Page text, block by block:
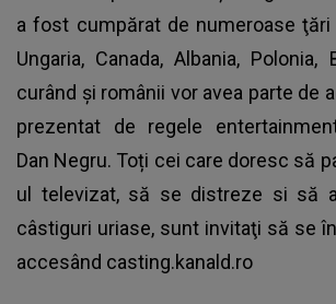
a fost cumpărat de numeroase ţări
Ungaria, Canada, Albania,
curând şi românii vor avea parte de
prezentat de regele
Dan Negru. Toți cei care doresc să
ul televizat, să se distreze si să
câstiguri uriase, sunt invitaţi să se
accesând casting.kanald.ro